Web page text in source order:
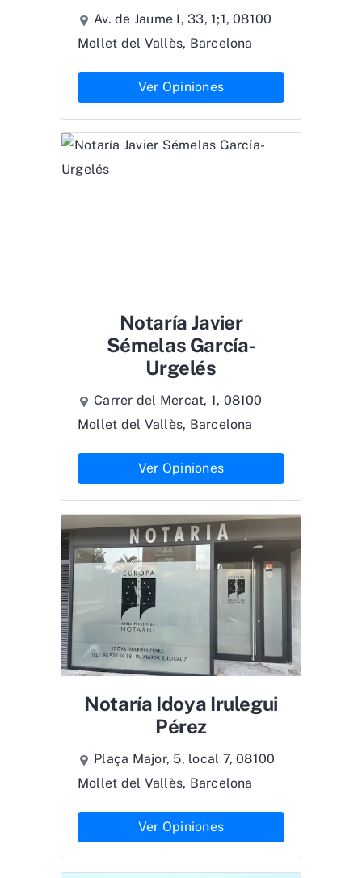
Av. de Jaume I, 33, 1;1, 08100
Mollet del Vallès, Barcelona
Ver Opiniones
Notaría Javier
Sémelas García-
Urgelés
Carrer del Mercat, 1, 08100
Mollet del Vallès, Barcelona
Ver Opiniones
Notaría Idoya Irulegui
Pérez
Plaça Major, 5, local 7, 08100
Mollet del Vallès, Barcelona
Ver Opiniones